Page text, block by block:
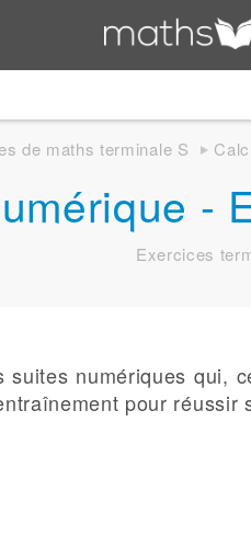
de maths terminale S
-
Exercices
numériques qui,
pour réussir